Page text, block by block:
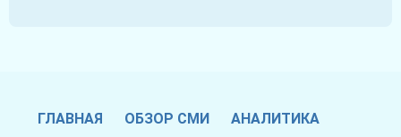
ГЛАВНАЯ ОБЗОР СМИ АНАЛИТИКА